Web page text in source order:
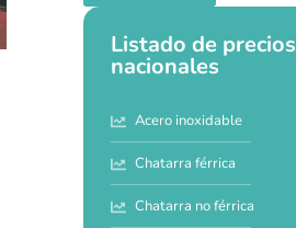
Listado de precios
nacionales
Acero inoxidable
Chatarra férrica
Chatarra no férrica